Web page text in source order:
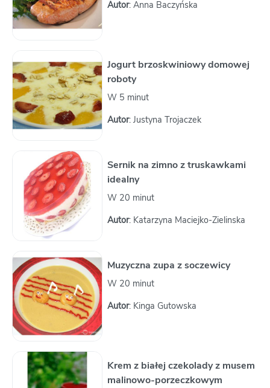
Autor: Anna Baczyńska
Jogurt brzoskwiniowy domowej
roboty
W 5 minut
Autor: Justyna Trojaczek
Sernik na zimno z truskawkami
idealny
W 20 minut
Autor: Katarzyna Maciejko-Zielinska
Muzyczna zupa z soczewicy
W 20 minut
Autor: Kinga Gutowska
Krem z białej czekolady z musem
malinowo-porzeczkowym